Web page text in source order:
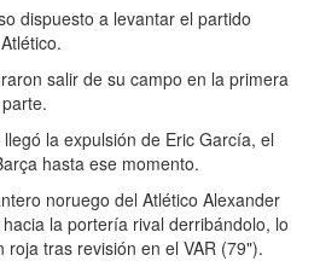
dispuesto a levantar el partido
salir de su campo en la primera
la expulsión de Eric García, el
hasta ese momento.
noruego del Atlético Alexander
la portería rival derribándolo, lo
tras revisión en el VAR (79").